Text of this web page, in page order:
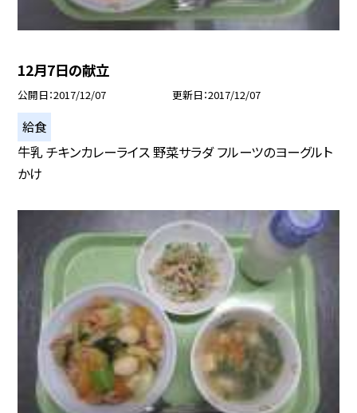
12月7日の献立
公開日 2017/12/07 更新日 2017/12/07
給食
牛乳 チキンカレーライス 野菜サラダ フルーツのヨーグルト
かけ